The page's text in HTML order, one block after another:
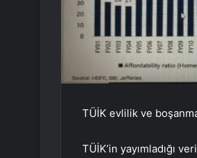
TÜİK evlilik ve
TÜİK’in yayımladığı